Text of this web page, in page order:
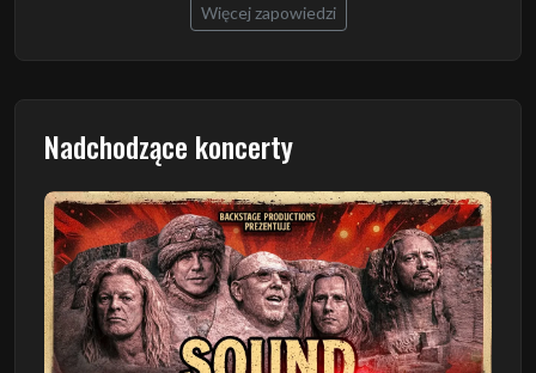
Więcej zapowiedzi
Nadchodzące koncerty